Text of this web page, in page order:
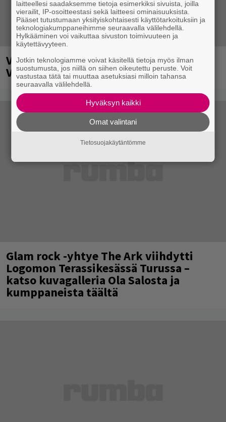
Vauhti kiihtyy myös ensi vuonna
Vantaalla
Glam rock -yhtye The Ark viihdytti
Logomon Terassikesässä Turussa –
katso kuvagalleria Ola Salosta ja
kumppaneista täältä
laitteellesi saadaksemme tietoja esimerkiksi sivuista, joilla
vierailit, IP-osoitteestasi sekä laitteesi ominaisuuksista.
Pääset tutustumaan yksityiskohtaisesti käyttötarkoituksiin ja
teknologiakumppaneihimme seuraavalla välilehdellä.
Hylkääminen voi vaikuttaa sivuston toimivuuteen ja
käytettävyyteen.
Jotkin teknologiamme voivat käsitellä tietoja myös ilman
suostumusta, jos niillä on siihen oikeutettu peruste. Voit
vastustaa tätä tai muuttaa asetuksiasi milloin tahansa
seuraavalla välilehdellä.
Hyväksyn kaikki
Omat valintani
Tietosuojakäytäntömme